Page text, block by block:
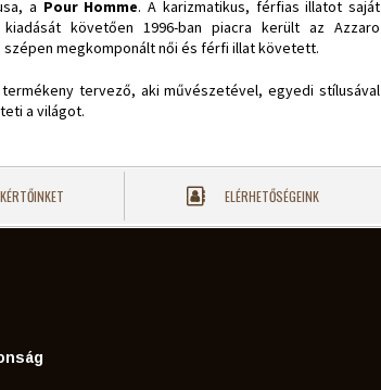
a Pour Homme. A karizmatikus, férfias illatot saját
követően 1996-ban piacra került az Azzaro
szépen megkomponált női és férfi illat követett.
tervező, aki művészetével, egyedi stílusával
a világot.
ELÉRHETŐSÉGEINK